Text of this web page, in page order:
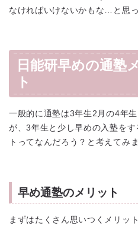
なければいけないかもな…と思っ
日能研早めの通塾
ト
一般的に通塾は3年生2月の4年
が、3年生と少し早めの入塾を
トってなんだろう？と考えてみ
早め通塾のメリット
まずはたくさん思いつくメリッ